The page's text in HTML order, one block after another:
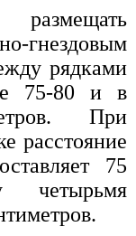
гнездовым
рядками
75-80 и в
При
расстояние
75
четырьмя